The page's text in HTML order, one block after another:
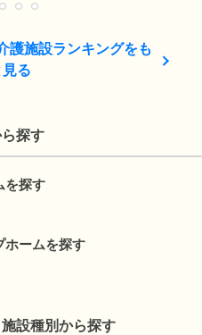
護施設ランキングをも
る
探す
を探す
ホームを探す
設種別から探す